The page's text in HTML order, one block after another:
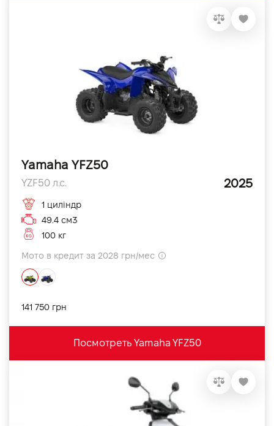
Yamaha YFZ50
YZF50 л.с. 2025
1 циліндр
49.4 см3
100 кг
Мото в кредит за 2028 грн/мес
141 750 грн
Посмотреть Yamaha YFZ50